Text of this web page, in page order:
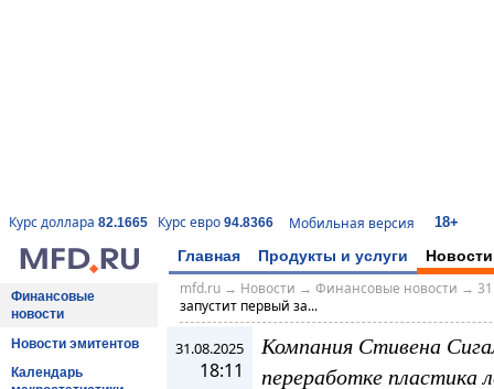
Курс доллара 82.1665 Курс евро 94.8366 Мобильная версия 18+
Главная Продукты и услуги Новости
Финансовые
новости
Новости эмитентов
Календарь
mfd.ru→ Новости → Финансовые новости →
запустит первый за...
31.08.2025
18:11
Компания Стивена
переработке пластика